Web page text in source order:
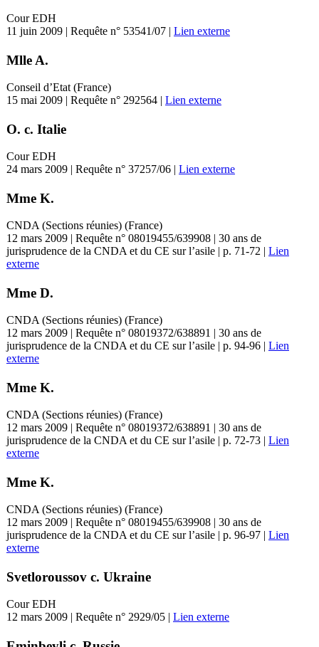
Cour EDH
11 juin 2009 | Requête n° 53541/07 | Lien externe
Mlle A.
Conseil d’Etat (France)
15 mai 2009 | Requête n° 292564 | Lien externe
O. c. Italie
Cour EDH
24 mars 2009 | Requête n° 37257/06 | Lien externe
Mme K.
CNDA (Sections réunies) (France)
12 mars 2009 | Requête n° 08019455/639908 | 30 ans de
jurisprudence de la CNDA et du CE sur l’asile | p. 71-72 | Lien
externe
Mme D.
CNDA (Sections réunies) (France)
12 mars 2009 | Requête n° 08019372/638891 | 30 ans de
jurisprudence de la CNDA et du CE sur l’asile | p. 94-96 | Lien
externe
Mme K.
CNDA (Sections réunies) (France)
12 mars 2009 | Requête n° 08019372/638891 | 30 ans de
jurisprudence de la CNDA et du CE sur l’asile | p. 72-73 | Lien
externe
Mme K.
CNDA (Sections réunies) (France)
12 mars 2009 | Requête n° 08019455/639908 | 30 ans de
jurisprudence de la CNDA et du CE sur l’asile | p. 96-97 | Lien
externe
Svetloroussov c. Ukraine
Cour EDH
12 mars 2009 | Requête n° 2929/05 | Lien externe